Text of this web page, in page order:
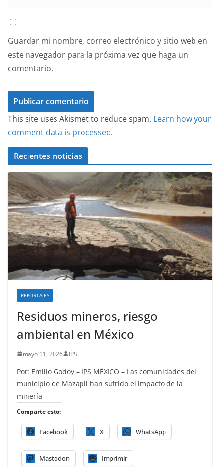
Guardar mi nombre, correo electrónico y sitio web en
este navegador para la próxima vez que haga un
comentario.
This site uses Akismet to reduce spam. Learn how your
comment data is processed.
Recientes noticias
REPORTAJES
Residuos mineros, riesgo
ambiental en México
mayo 11, 2026 IPS
Por: Emilio Godoy – IPS MÉXICO – Las comunidades del
municipio de Mazapil han sufrido el impacto de la
minería
Comparte esto:
Facebook X WhatsApp
Mastodon Imprimir